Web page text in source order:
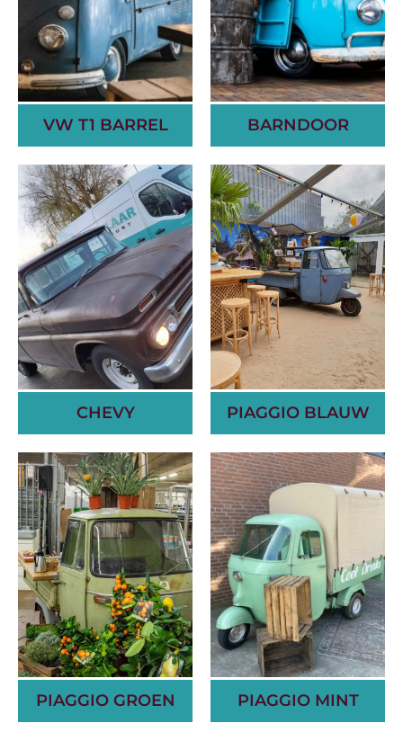
VW T1 BARREL BARNDOOR
CHEVY PIAGGIO BLAUW
PIAGGIO GROEN PIAGGIO MINT